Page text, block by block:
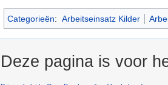
Categorieën: Arbeitseinsatz Kilder
Deze pagina is voor